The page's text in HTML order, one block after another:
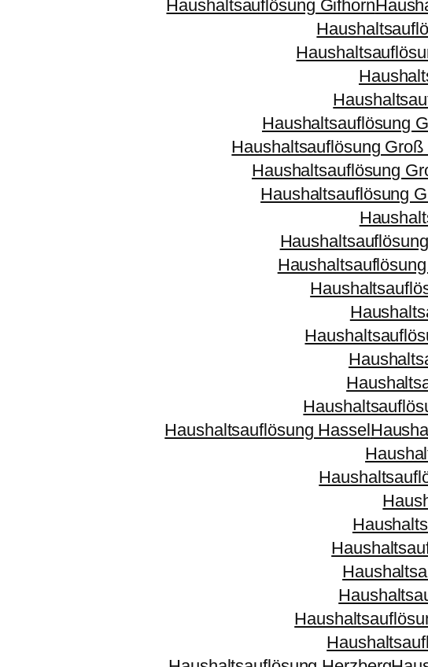
Haushaltsauflösung Gifhorn
Haushaltsauflösung
Haushaltsauflösung Groß
Haushaltsauflösung
Haushaltsauflösung
Haushaltsauflösung Hassel